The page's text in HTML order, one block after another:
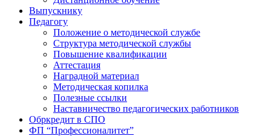
Выпускнику
Педагогу
Положение о методической службе
Структура методической службы
Повышение квалификации
Аттестация
Наградной материал
Методическая копилка
Полезные ссылки
Наставничество педагогических работников
Обркредит в СПО
ФП “Профессионалитет”